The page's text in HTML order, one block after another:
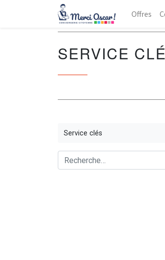
Offres
SERVICE
Service clés